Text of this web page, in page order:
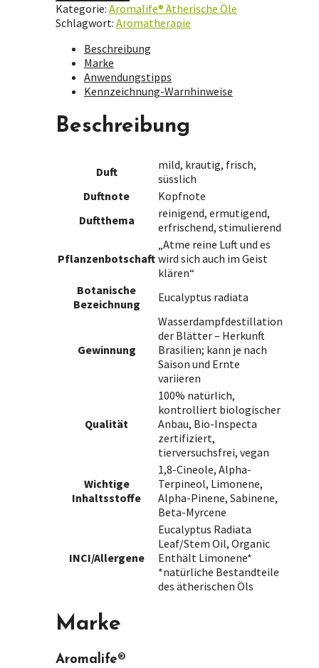
Kategorie: Aromalife® Ätherische Öle
Schlagwort: Aromatherapie
Beschreibung
Marke
Anwendungstipps
Kennzeichnung-Warnhinweise
Beschreibung
Duft
mild, krautig, frisch,
süsslich
Duftnote
Kopfnote
Duftthema
reinigend, ermutigend,
erfrischend, stimulierend
Pflanzenbotschaft
„Atme reine Luft und es
wird sich auch im Geist
klären“
Botanische
Bezeichnung
Eucalyptus radiata
Gewinnung
Wasserdampfdestillation
der Blätter – Herkunft
Brasilien; kann je nach
Saison und Ernte
variieren
Qualität
100% natürlich,
kontrolliert biologischer
Anbau, Bio-Inspecta
zertifiziert,
tierversuchsfrei, vegan
Wichtige
Inhaltsstoffe
1,8-Cineole, Alpha-
Terpineol, Limonene,
Alpha-Pinene, Sabinene,
Beta-Myrcene
INCI/Allergene
Eucalyptus Radiata
Leaf/Stem Oil, Organic
Enthält Limonene*
*natürliche Bestandteile
des ätherischen Öls
Marke
Aromalife®